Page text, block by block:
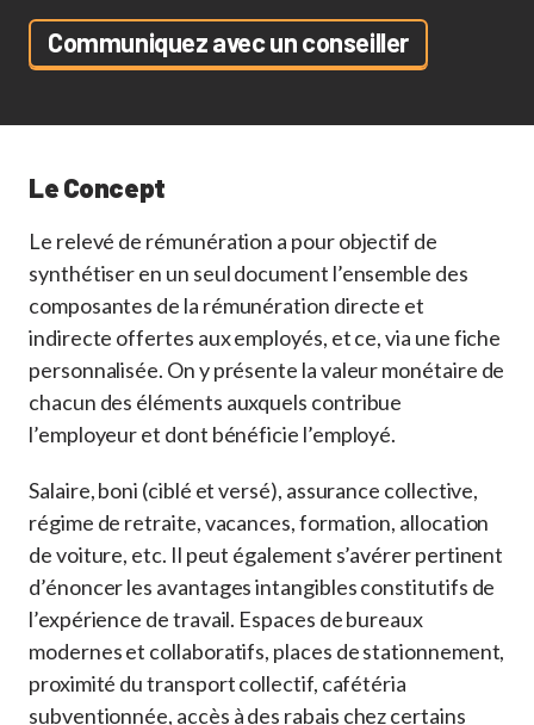
Communiquez avec un conseiller
Le Concept
Le relevé de rémunération a pour objectif de
synthétiser en un seul document l’ensemble des
composantes de la rémunération directe et
indirecte offertes aux employés, et ce, via une fiche
personnalisée. On y présente la valeur monétaire de
chacun des éléments auxquels contribue
l’employeur et dont bénéficie l’employé.
Salaire, boni (ciblé et versé), assurance collective,
régime de retraite, vacances, formation, allocation
de voiture, etc. Il peut également s’avérer pertinent
d’énoncer les avantages intangibles constitutifs de
l’expérience de travail. Espaces de bureaux
modernes et collaboratifs, places de stationnement,
proximité du transport collectif, cafétéria
subventionnée, accès à des rabais chez certains